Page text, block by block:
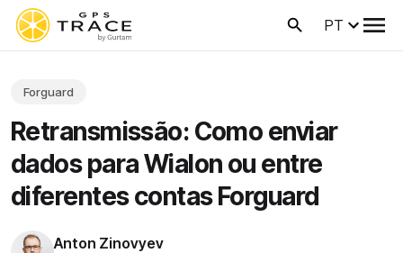
PT
Forguard
Retransmissão: Como enviar
dados para Wialon ou entre
diferentes contas Forguard
Anton Zinovyev